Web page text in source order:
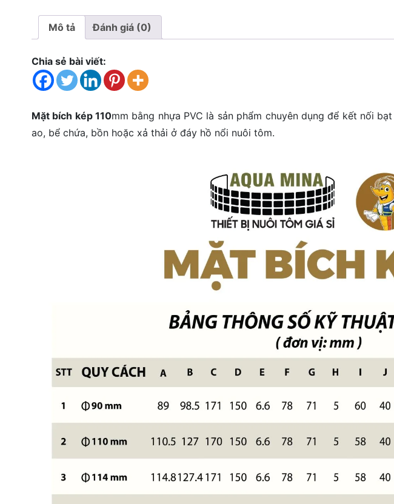
Mô tả Đánh giá (0)
Chia sẻ bài viết:
Mặt bích kép 110mm bằng nhựa PVC là sản phẩm chuyên dụng để kết nối
ao, bể chứa, bồn hoặc xả thải ở đáy hồ nổi nuôi tôm.